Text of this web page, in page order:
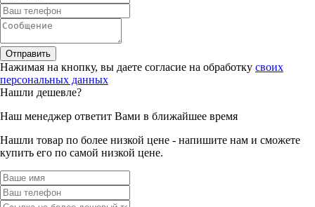
Отправить
Нажимая на кнопку, вы даете согласие на обработку своих
персональных данных
Нашли дешевле?
Наш менеджер ответит Вами в ближайшее время
Нашли товар по более низкой цене - напишите нам и сможете
купить его по самой низкой цене.